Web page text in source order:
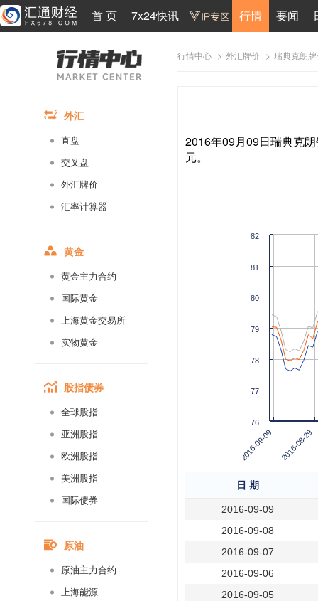
首 页 7x24快讯 行情 要闻
外汇
直盘
交叉盘
外汇牌价
汇率计算器
黄金
黄金主力合约
国际黄金
上海黄金交易所
实物黄金
股指债券
全球股指
亚洲股指
欧洲股指
美洲股指
国际债券
原油
原油主力合约
上海能源
行情中心 > 外汇牌价 > 瑞典克朗
2016年09月09日瑞典克
元。
2016-09-09 2016-08-29
76
77
78
79
80
81
82
日 期
2016-09-09
2016-09-08
2016-09-07
2016-09-06
2016-09-05